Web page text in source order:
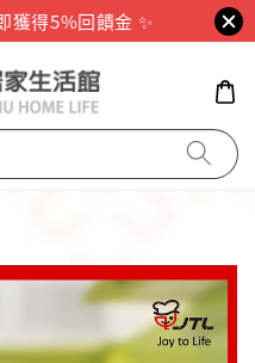
獲得5%回饋金 ✨